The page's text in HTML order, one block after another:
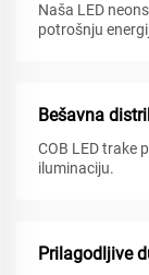
Naša LED
potrošnju
Bešavna
COB LED trake
iluminaciju.
Prilagodljive